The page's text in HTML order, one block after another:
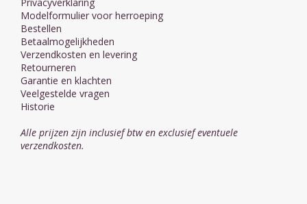
Modelformulier voor herroeping
Bestellen
Betaalmogelijkheden
Verzendkosten en levering
Retourneren
Garantie en klachten
Veelgestelde vragen
Historie
Alle prijzen zijn inclusief btw en exclusief eventuele
verzendkosten.